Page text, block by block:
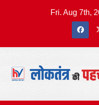
Fri. Aug 7th,